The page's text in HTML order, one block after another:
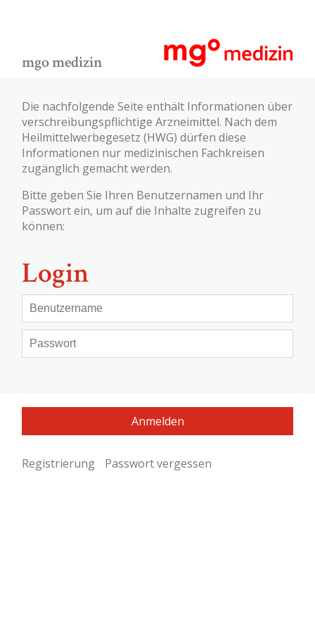
mgo medizin
Die nachfolgende Seite enthält Informationen über
verschreibungspflichtige Arzneimittel. Nach dem
Heilmittelwerbegesetz (HWG) dürfen diese
Informationen nur medizinischen Fachkreisen
zugänglich gemacht werden.
Bitte geben Sie Ihren Benutzernamen und Ihr
Passwort ein, um auf die Inhalte zugreifen zu
können:
Login
Registrierung Passwort vergessen